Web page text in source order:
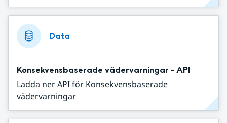
Data
Konsekvensbaserade vädervarningar - API
Ladda ner API för Konsekvensbaserade
vädervarningar